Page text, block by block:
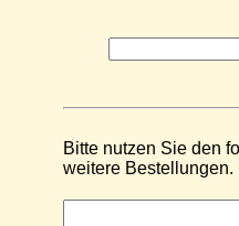
Bitte nutzen Sie den
weitere Bestellungen.